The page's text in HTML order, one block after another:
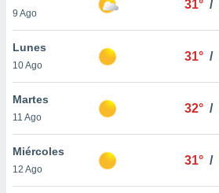
más
nuestra
y
de
9 Ago
31° /
Lunes
10 Ago
31° /
Martes
11 Ago
32° /
Miércoles
12 Ago
31° /